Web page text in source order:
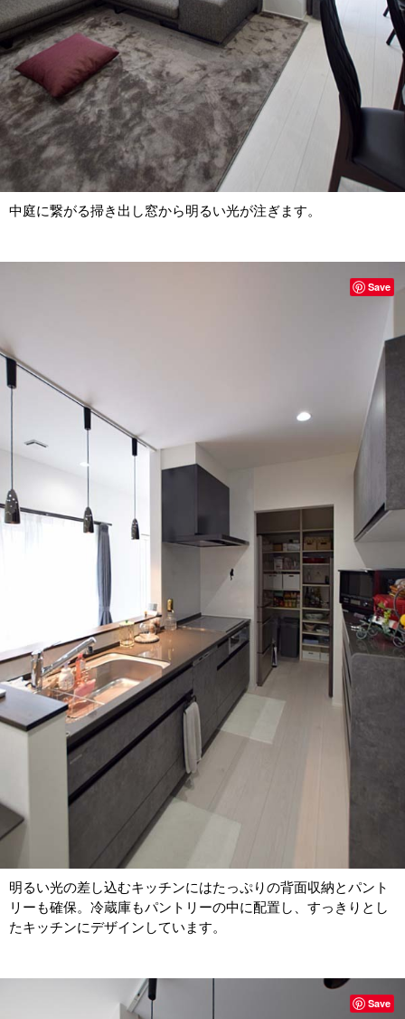
中庭に繋がる掃き出し窓から明るい光が注ぎます。
明るい光の差し込むキッチンにはたっぷりの背面収納とパント
リーも確保。冷蔵庫もパントリーの中に配置し、すっきりとし
たキッチンにデザインしています。
Save
Save